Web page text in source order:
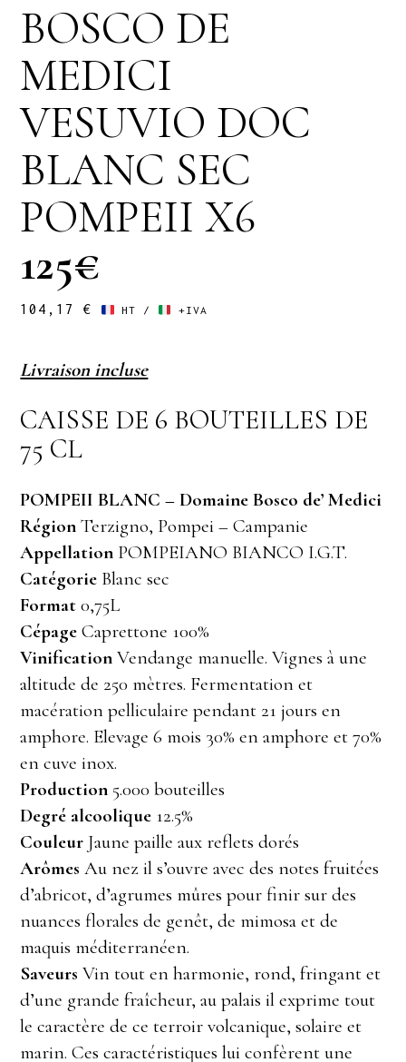
BOSCO DE
MEDICI
VESUVIO DOC
BLANC SEC
POMPEII X6
125€
104,17 € HT / +IVA
Livraison incluse
CAISSE DE 6 BOUTEILLES DE
75 CL
POMPEII BLANC – Domaine Bosco de’ Medici
Région Terzigno, Pompei – Campanie
Appellation POMPEIANO BIANCO I.G.T.
Catégorie Blanc sec
Format 0,75L
Cépage Caprettone 100%
Vinification Vendange manuelle. Vignes à une
altitude de 250 mètres. Fermentation et
macération pelliculaire pendant 21 jours en
amphore. Elevage 6 mois 30% en amphore et 70%
en cuve inox.
Production 5.000 bouteilles
Degré alcoolique 12.5%
Couleur Jaune paille aux reflets dorés
Arômes Au nez il s’ouvre avec des notes fruitées
d’abricot, d’agrumes mûres pour finir sur des
nuances florales de genêt, de mimosa et de
maquis méditerranéen.
Saveurs Vin tout en harmonie, rond, fringant et
d’une grande fraîcheur, au palais il exprime tout
le caractère de ce terroir volcanique, solaire et
marin. Ces caractéristiques lui confèrent une